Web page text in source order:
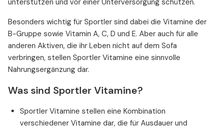
Besonders wichtig für Sportler sind dabei die Vitamine der
B-Gruppe sowie Vitamin A, C, D und E. Aber auch für alle
anderen Aktiven, die ihr Leben nicht auf dem Sofa
verbringen, stellen Sportler Vitamine eine sinnvolle
Nahrungsergänzung dar.
Was sind Sportler Vitamine?
Sportler Vitamine stellen eine Kombination
verschiedener Vitamine dar, die für Ausdauer und